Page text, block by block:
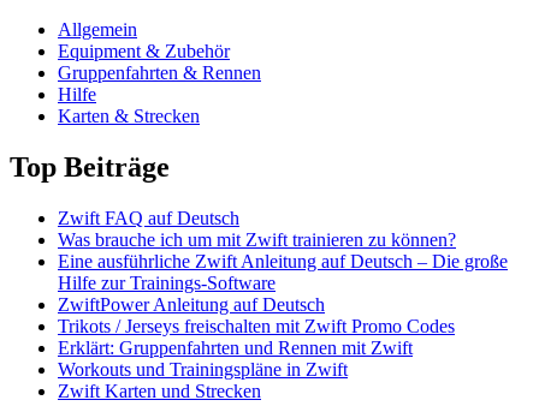
Allgemein
Equipment & Zubehör
Gruppenfahrten & Rennen
Hilfe
Karten & Strecken
Top Beiträge
Zwift FAQ auf Deutsch
Was brauche ich um mit Zwift trainieren zu können?
Eine ausführliche Zwift Anleitung auf Deutsch – Die große
Hilfe zur Trainings-Software
ZwiftPower Anleitung auf Deutsch
Trikots / Jerseys freischalten mit Zwift Promo Codes
Erklärt: Gruppenfahrten und Rennen mit Zwift
Workouts und Trainingspläne in Zwift
Zwift Karten und Strecken